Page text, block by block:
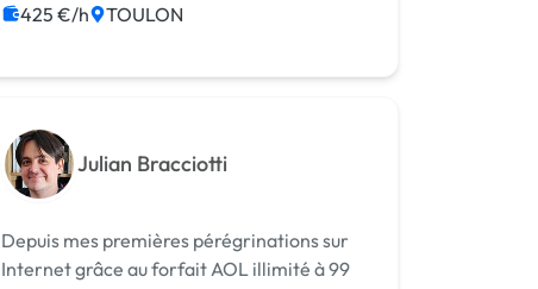
425 €/h TOULON
Julian Bracciotti
Depuis mes premières pérégrinations sur
Internet grâce au forfait AOL illimité à 99